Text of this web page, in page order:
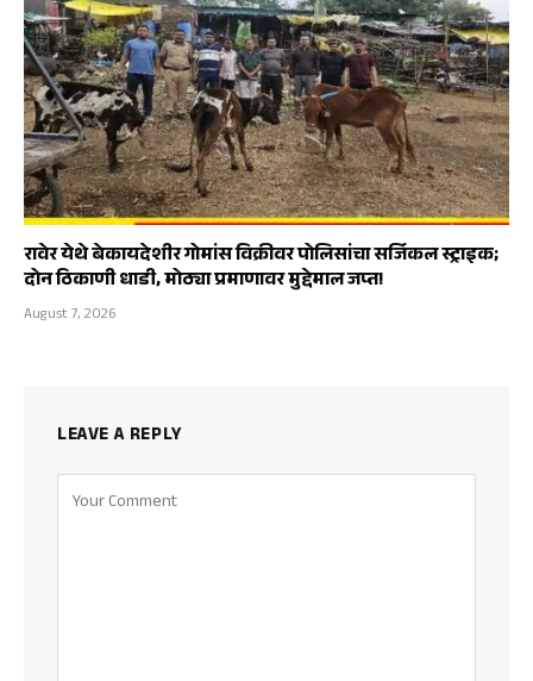
रावेर येथे बेकायदेशीर गोमांस विक्रीवर पोलिसांचा सर्जिकल स्ट्राइक;
दोन ठिकाणी धाडी, मोठ्या प्रमाणावर मुद्देमाल जप्त!
August 7, 2026
LEAVE A REPLY